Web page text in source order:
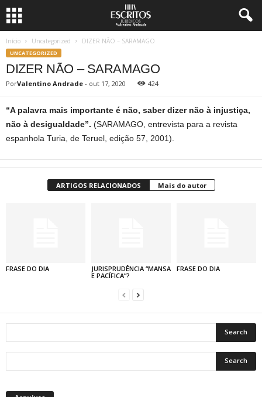
Início Uncategorized DIZER NÃO – SARAMAGO
UNCATEGORIZED
DIZER NÃO – SARAMAGO
PorValentino Andrade - out 17, 2020 424
“A palavra mais importante é não, saber dizer não à injustiça,
não à desigualdade”. (SARAMAGO, entrevista para a revista
espanhola Turia, de Teruel, edição 57, 2001).
ARTIGOS RELACIONADOS Mais do autor
FRASE DO DIA
JURISPRUDÊNCIA “MANSA
E PACÍFICA”?
FRASE DO DIA